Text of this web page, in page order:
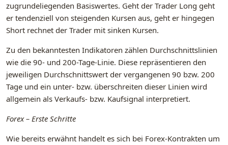
zugrundeliegenden Basiswertes. Geht der Trader Long geht
er tendenziell von steigenden Kursen aus, geht er hingegen
Short rechnet der Trader mit sinken Kursen.
Zu den bekanntesten Indikatoren zählen Durchschnittslinien
wie die 90- und 200-Tage-Linie. Diese repräsentieren den
jeweiligen Durchschnittswert der vergangenen 90 bzw. 200
Tage und ein unter- bzw. überschreiten dieser Linien wird
allgemein als Verkaufs- bzw. Kaufsignal interpretiert.
Forex – Erste Schritte
Wie bereits erwähnt handelt es sich bei Forex-Kontrakten um